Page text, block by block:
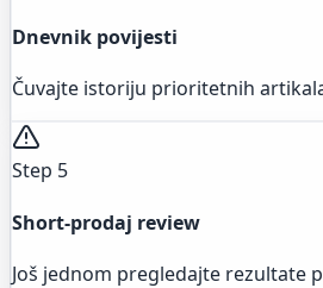
Dnevnik povijesti
Čuvajte istoriju prioritetnih
Step 5
Short-prodaj review
Još jednom pregledajte rezultate